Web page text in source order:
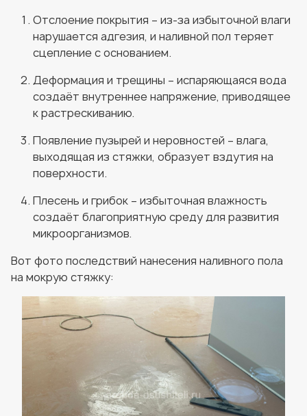
Отслоение покрытия – из-за избыточной влаги
нарушается адгезия, и наливной пол теряет
сцепление с основанием.
Деформация и трещины – испаряющаяся вода
создаёт внутреннее напряжение, приводящее
к растрескиванию.
Появление пузырей и неровностей – влага,
выходящая из стяжки, образует вздутия на
поверхности.
Плесень и грибок – избыточная влажность
создаёт благоприятную среду для развития
микроорганизмов.
Вот фото последствий нанесения наливного пола
на мокрую стяжку: